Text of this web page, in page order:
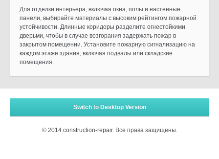
Для отделки интерьера, включая окна, полы и настенные
панели, выбирайте материалы с высоким рейтингом пожарной
устойчивости. Длинные коридоры разделите огнестойкими
дверьми, чтобы в случае возгорания задержать пожар в
закрытом помещении. Установите пожарную сигнализацию на
каждом этаже здания, включая подвалы или складские
помещения.
Switch to Desktop Version
© 2014 construction-repair. Все права защищены.